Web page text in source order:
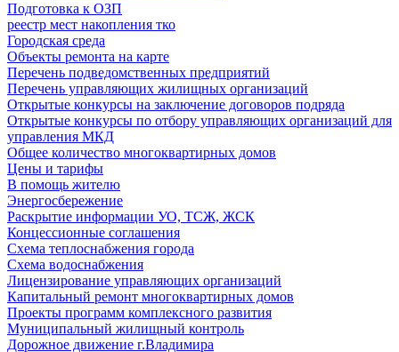
Подготовка к ОЗП
реестр мест накопления тко
Городская среда
Объекты ремонта на карте
Перечень подведомственных предприятий
Перечень управляющих жилищных организаций
Открытые конкурсы на заключение договоров подряда
Открытые конкурсы по отбору управляющих организаций для
управления МКД
Общее количество многоквартирных домов
Цены и тарифы
В помощь жителю
Энергосбережение
Раскрытие информации УО, ТСЖ, ЖСК
Концессионные соглашения
Схема теплоснабжения города
Схема водоснабжения
Лицензирование управляющих организаций
Капитальный ремонт многоквартирных домов
Проекты программ комплексного развития
Муниципальный жилищный контроль
Дорожное движение г.Владимира